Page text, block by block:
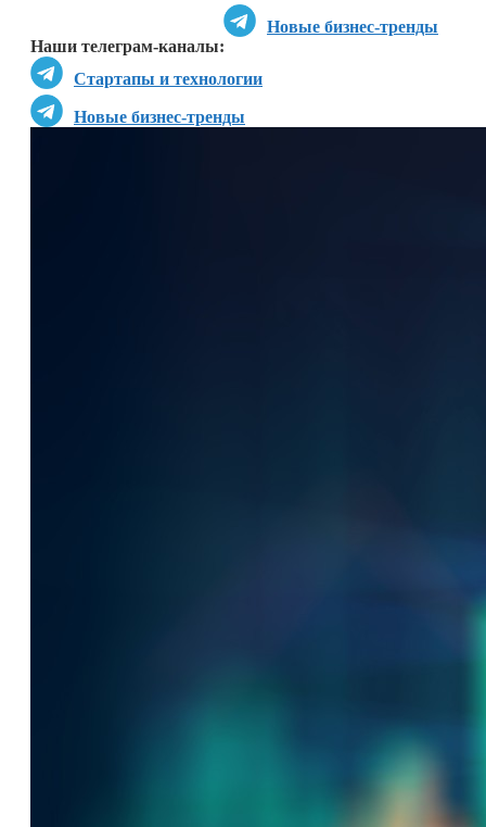
Новые бизнес-тренды
Наши телеграм-каналы:
Стартапы и технологии
Новые бизнес-тренды